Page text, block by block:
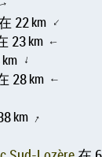
↑
22km ↑
23km ↑
km ↑
28km ↑
km ↑